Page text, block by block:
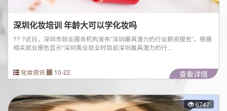
深圳化妆培训 年龄大可以学化妆吗
?? ?近日，深圳市就业服务机构发布“深圳最具潜力的行业薪资报告”，根据
相关就业报告显示“深圳美业就业时目前深圳最具潜力的行...
化妆资讯 10-22 查看详情
6747